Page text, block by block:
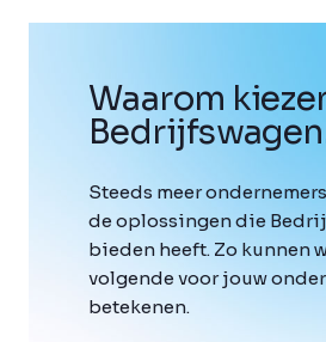
Waarom
Bedrijfswagen
Steeds meer
de oplossingen die
bieden heeft. Zo kunnen
volgende voor jouw
betekenen.